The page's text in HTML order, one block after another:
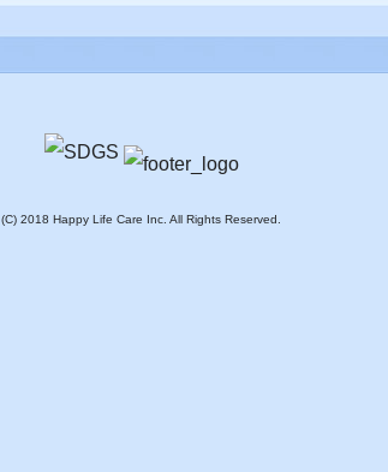
(C) 2018 Happy Life Care Inc. All Rights Reserved.